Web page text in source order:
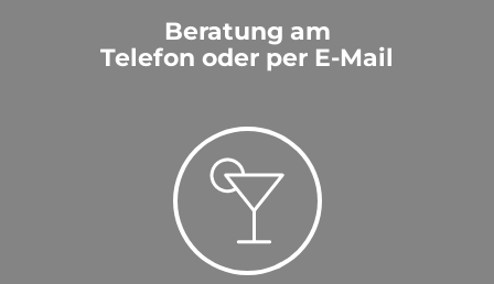
Beratung am
Telefon oder per E-Mail